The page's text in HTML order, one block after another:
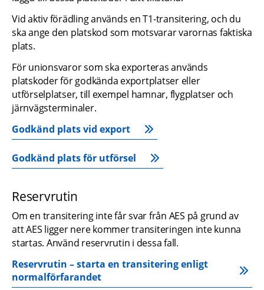
Vid aktiv förädling används en T1-transitering, och du
ska ange den platskod som motsvarar varornas faktiska
plats.
För unionsvaror som ska exporteras används
platskoder för godkända exportplatser eller
utförselplatser, till exempel hamnar, flygplatser och
järnvägsterminaler.
Godkänd plats vid export
Godkänd plats för utförsel
Reservrutin
Om en transitering inte får svar från AES på grund av
att AES ligger nere kommer transiteringen inte kunna
startas. Använd reservrutin i dessa fall.
Reservrutin – starta en transitering enligt
normalförfarandet